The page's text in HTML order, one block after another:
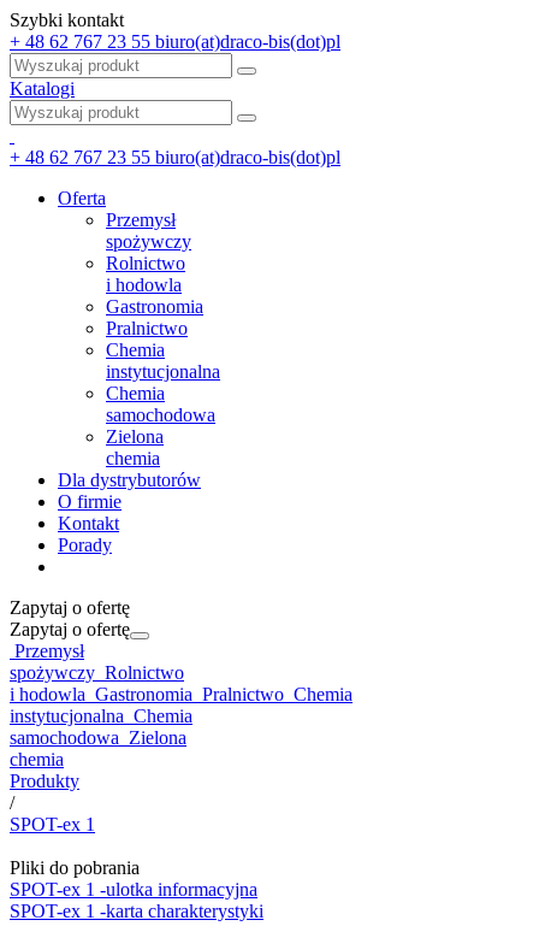
Szybki kontakt
+ 48 62 767 23 55 biuro(at)draco-bis(dot)pl
Katalogi
+ 48 62 767 23 55 biuro(at)draco-bis(dot)pl
Oferta
Przemysł
spożywczy
Rolnictwo
i hodowla
Gastronomia
Pralnictwo
Chemia
instytucjonalna
Chemia
samochodowa
Zielona
chemia
Dla dystrybutorów
O firmie
Kontakt
Porady
Zapytaj o ofertę
Zapytaj o ofertę
Przemysł
spożywczy Rolnictwo
i hodowla Gastronomia Pralnictwo Chemia
instytucjonalna Chemia
samochodowa Zielona
chemia
Produkty
/
SPOT-ex 1
Pliki do pobrania
SPOT-ex 1 -ulotka informacyjna
SPOT-ex 1 -karta charakterystyki